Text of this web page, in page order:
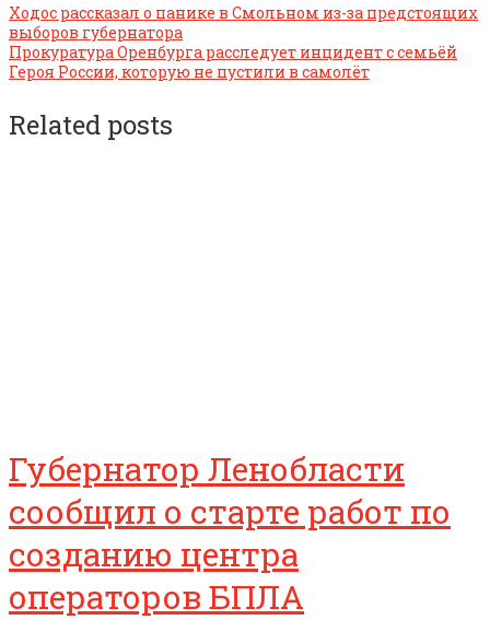
Ходос рассказал о панике в Смольном из-за предстоящих
выборов губернатора
Прокуратура Оренбурга расследует инцидент с семьёй
Героя России, которую не пустили в самолёт
Related posts
Губернатор Ленобласти
сообщил о старте работ по
созданию центра
операторов БПЛА